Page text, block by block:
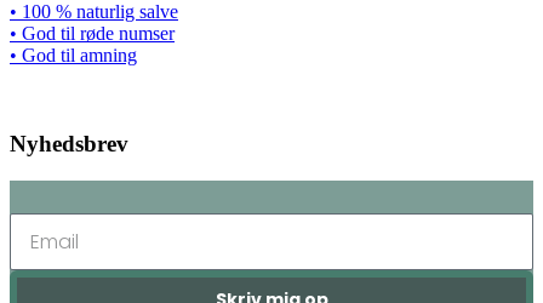
• 100 % naturlig salve
• God til røde numser
• God til amning
Nyhedsbrev